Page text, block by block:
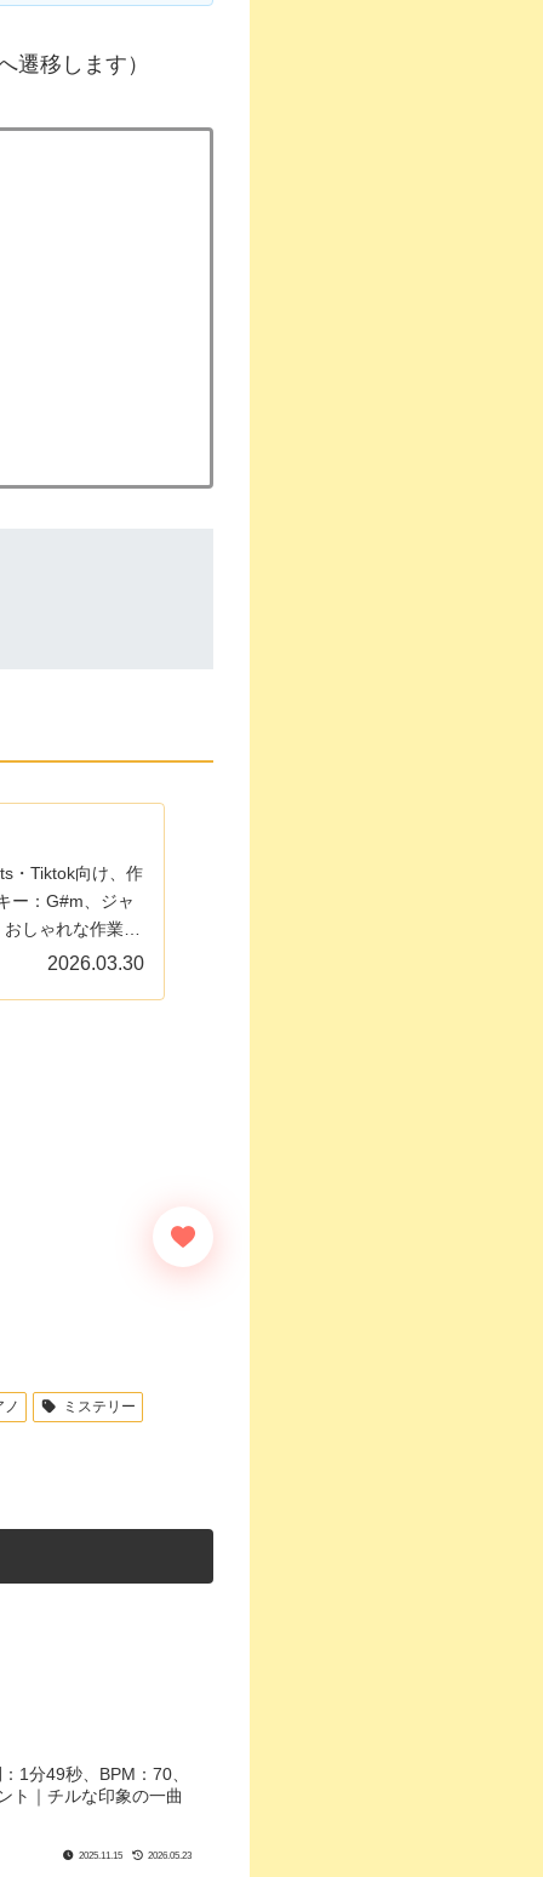
遷移します）
・Tiktok向け、作
ー：G#m、ジャ
しゃれな作業向
う意味で、この
2026.03.30
ノ ミステリー
1分49秒、BPM：70、
ト｜チルな印象の一曲
2025.11.15 2026.05.23